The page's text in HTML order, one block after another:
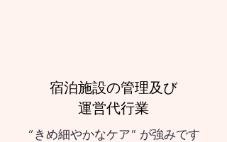
宿泊施設の管理及び
運営代行業
“きめ細やかなケア” が強みです